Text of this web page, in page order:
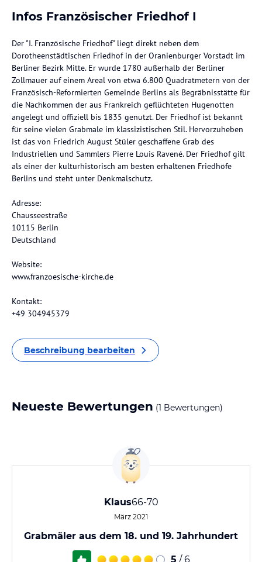
Infos Französischer Friedhof I
Der "I. Französische Friedhof" liegt direkt neben dem
Dorotheenstädtischen Friedhof in der Oranienburger Vorstadt im
Berliner Bezirk Mitte. Er wurde 1780 außerhalb der Berliner
Zollmauer auf einem Areal von etwa 6.800 Quadratmetern von der
Französisch-Reformierten Gemeinde Berlins als Begräbnisstätte für
die Nachkommen der aus Frankreich geflüchteten Hugenotten
angelegt und offiziell bis 1835 genutzt. Der Friedhof ist bekannt
für seine vielen Grabmale im klassizistischen Stil. Hervorzuheben
ist das von Friedrich August Stüler geschaffene Grab des
Industriellen und Sammlers Pierre Louis Ravené. Der Friedhof gilt
als einer der kulturhistorisch am besten erhaltenen Friedhöfe
Berlins und steht unter Denkmalschutz.
Adresse:
Chausseestraße
10115 Berlin
Deutschland
Website:
www.franzoesische-kirche.de
Kontakt:
+49 304945379
Beschreibung bearbeiten
Neueste Bewertungen (1 Bewertungen)
Klaus66-70
März 2021
Grabmäler aus dem 18. und 19. Jahrhundert
5 / 6